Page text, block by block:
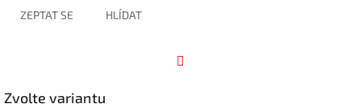
ZEPTAT SE HLÍDAT
Zvolte variantu